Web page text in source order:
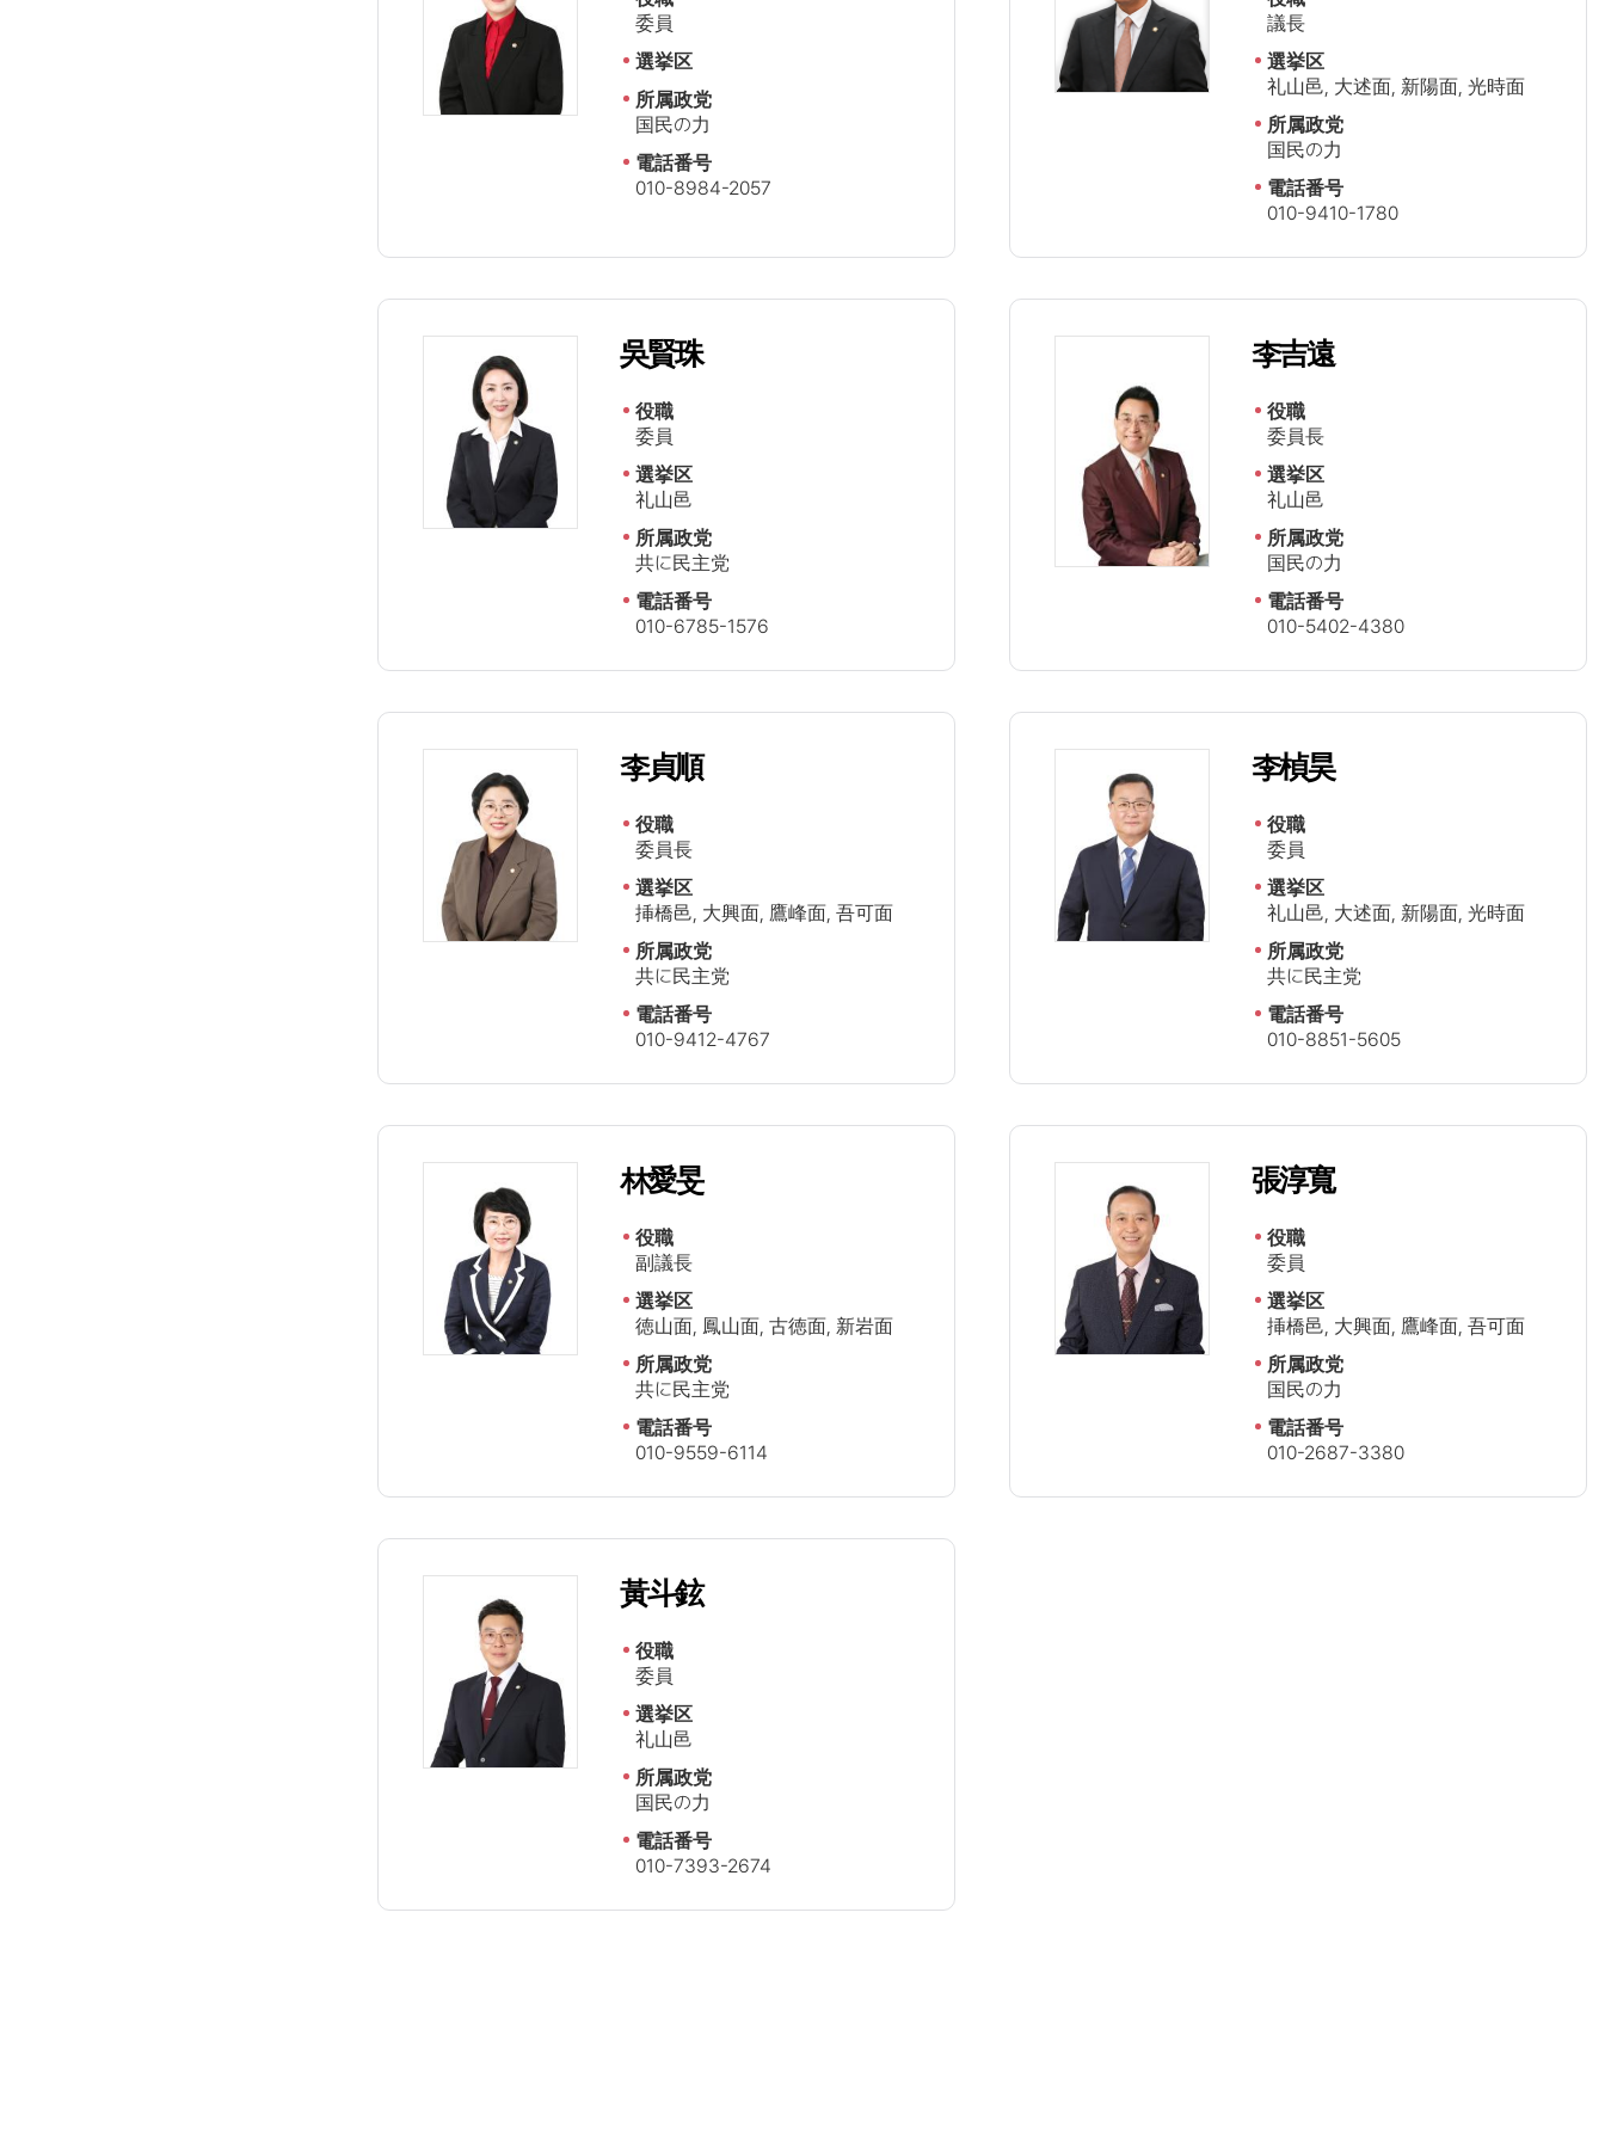
委員
選挙区
所属政党
国民の力
電話番号
010-8984-2057
議長
選挙区
礼山邑, 大述面, 新陽面, 光時面
所属政党
国民の力
電話番号
010-9410-1780
吳賢珠
役職
委員
選挙区
礼山邑
所属政党
共に民主党
電話番号
010-6785-1576
李吉遠
役職
委員長
選挙区
礼山邑
所属政党
国民の力
電話番号
010-5402-4380
李貞順
役職
委員長
選挙区
挿橋邑, 大興面, 鷹峰面, 吾可面
所属政党
共に民主党
電話番号
010-9412-4767
李楨昊
役職
委員
選挙区
礼山邑, 大述面, 新陽面, 光時面
所属政党
共に民主党
電話番号
010-8851-5605
林愛旻
役職
副議長
選挙区
徳山面, 鳳山面, 古徳面, 新岩面
所属政党
共に民主党
電話番号
010-9559-6114
張淳寬
役職
委員
選挙区
挿橋邑, 大興面, 鷹峰面, 吾可面
所属政党
国民の力
電話番号
010-2687-3380
黃斗鉉
役職
委員
選挙区
礼山邑
所属政党
国民の力
電話番号
010-7393-2674